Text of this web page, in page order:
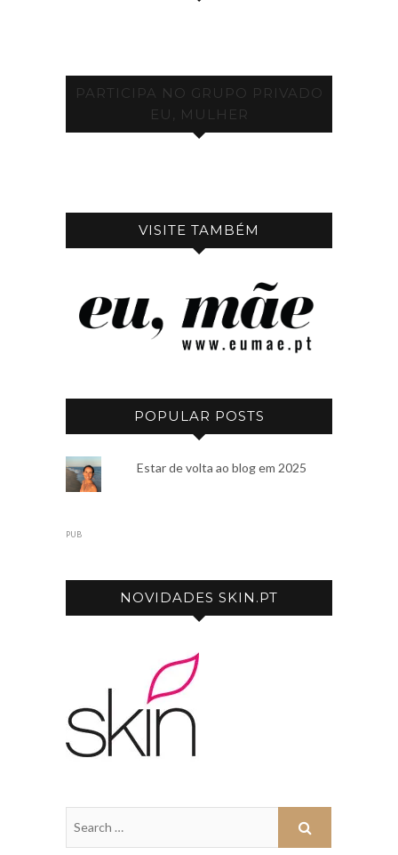
PARTICIPA NO GRUPO PRIVADO
EU, MULHER
VISITE TAMBÉM
POPULAR POSTS
Estar de volta ao blog em 2025
PUB
NOVIDADES SKIN.PT